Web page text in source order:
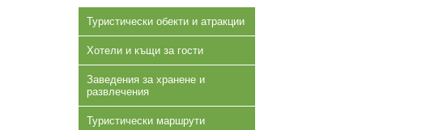
Туристически обекти и атракции
Хотели и къщи за гости
Заведения за хранене и
развлечения
Туристически маршрути